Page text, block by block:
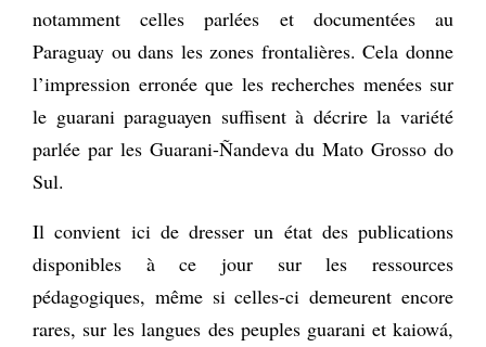
notamment celles parlées et documentées au
Paraguay ou dans les zones frontalières. Cela donne
l’impression erronée que les recherches menées sur
le guarani paraguayen suffisent à décrire la variété
parlée par les Guarani-Ñandeva du Mato Grosso do
Sul.
Il convient ici de dresser un état des publications
disponibles à ce jour sur les ressources
pédagogiques, même si celles-ci demeurent encore
rares, sur les langues des peuples guarani et kaiowá,